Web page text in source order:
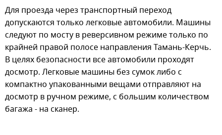
Для проезда через транспортный переход
допускаются только легковые автомобили. Машины
следуют по мосту в реверсивном режиме только по
крайней правой полосе направления Тамань-Керчь.
В целях безопасности все автомобили проходят
досмотр. Легковые машины без сумок либо с
компактно упакованными вещами отправляют на
досмотр в ручном режиме, с большим количеством
багажа - на сканер.